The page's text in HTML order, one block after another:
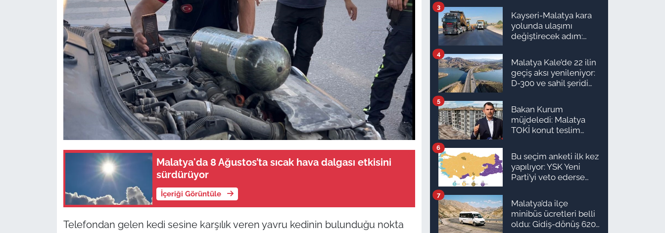
Malatya'da 8 Ağustos’ta sıcak hava dalgası etkisini
sürdürüyor
İçeriği Görüntüle
Telefondan gelen kedi sesine karşılık veren yavru kedinin bulunduğu nokta
Kayseri-Malatya kara
yolunda ulaşımı
değiştirecek adım:
3
Malatya Kale’de 22 ilin
geçiş aksı yenileniyor:
D-300 ve sahil şeridi
4
Bakan Kurum
müjdeledi: Malatya
TOKİ konut teslim
ilçe ilçe teslimat
takvimi ve ödeme
planı
5
Bu seçim anketi ilk kez
yapılıyor: YSK Yeni
Parti’yi veto ederse
olur?
6
Malatya’da ilçe
minibüs ücretleri belli
oldu: Gidiş-dönüş 620
7